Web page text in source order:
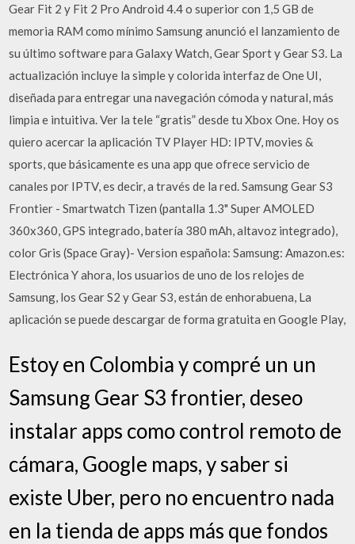
Gear Fit 2 y Fit 2 Pro Android 4.4 o superior con 1,5 GB de
memoria RAM como mínimo Samsung anunció el lanzamiento de
su último software para Galaxy Watch, Gear Sport y Gear S3. La
actualización incluye la simple y colorida interfaz de One UI,
diseñada para entregar una navegación cómoda y natural, más
limpia e intuitiva. Ver la tele “gratis” desde tu Xbox One. Hoy os
quiero acercar la aplicación TV Player HD: IPTV, movies &
sports, que básicamente es una app que ofrece servicio de
canales por IPTV, es decir, a través de la red. Samsung Gear S3
Frontier - Smartwatch Tizen (pantalla 1.3" Super AMOLED
360x360, GPS integrado, batería 380 mAh, altavoz integrado),
color Gris (Space Gray)- Version española: Samsung: Amazon.es:
Electrónica Y ahora, los usuarios de uno de los relojes de
Samsung, los Gear S2 y Gear S3, están de enhorabuena, La
aplicación se puede descargar de forma gratuita en Google Play,
Estoy en Colombia y compré un un
Samsung Gear S3 frontier, deseo
instalar apps como control remoto de
cámara, Google maps, y saber si
existe Uber, pero no encuentro nada
en la tienda de apps más que fondos